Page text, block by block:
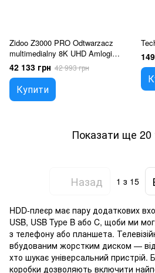
Zidoo Z3000 PRO Odtwarzacz
multimedialny 8K UHD Amlogic
S928X-K HDR10+ Dolby Vision
42 133 грн 42 993 грн
Купити
Показати ще 20
Назад 1 з 15
HDD-плеєр має пару додаткових
USB, USB Type B або C, щоби ми
з телефону або планшета.
вбудованим жорстким диском —
хто шукає універсальний пристрій.
коробки дозволяють включити